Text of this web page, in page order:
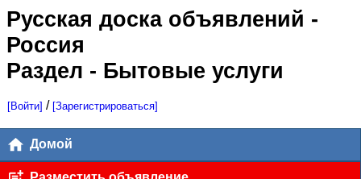
Русская доска объявлений -
Россия
Раздел - Бытовые услуги
[Войти] / [Зарегистрироваться]
Домой